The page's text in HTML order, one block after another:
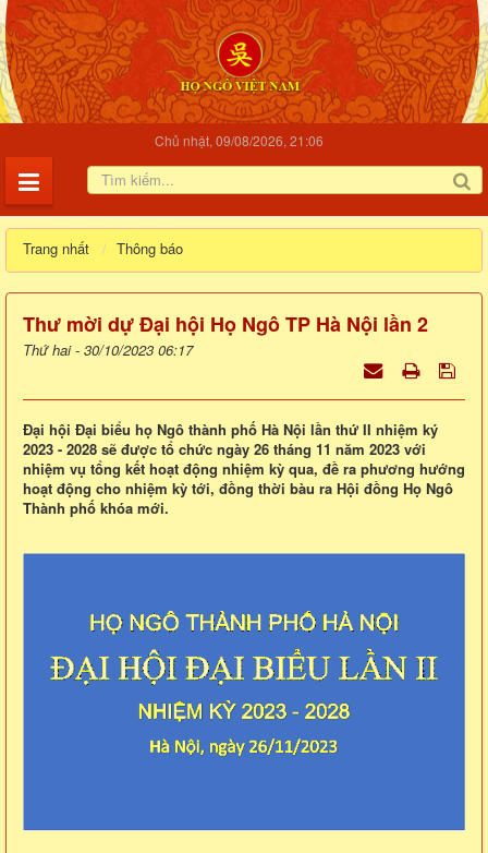
Chủ nhật, 09/08/2026, 21:06
Trang nhất Thông báo
Thư mời dự Đại hội Họ Ngô TP Hà Nội lần 2
Thứ hai - 30/10/2023 06:17
Đại hội Đại biểu họ Ngô thành phố Hà Nội lần thứ II nhiệm ký
2023 - 2028 sẽ được tổ chức ngày 26 tháng 11 năm 2023 với
nhiệm vụ tổng kết hoạt động nhiệm kỳ qua, đề ra phương hướng
hoạt động cho nhiệm kỳ tới, đồng thời bàu ra Hội đồng Họ Ngô
Thành phố khóa mới.